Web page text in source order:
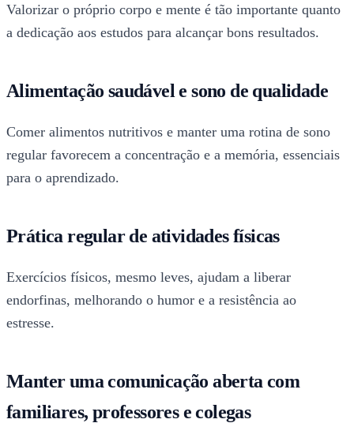
Valorizar o próprio corpo e mente é tão importante quanto
a dedicação aos estudos para alcançar bons resultados.
Alimentação saudável e sono de qualidade
Comer alimentos nutritivos e manter uma rotina de sono
regular favorecem a concentração e a memória, essenciais
para o aprendizado.
Prática regular de atividades físicas
Exercícios físicos, mesmo leves, ajudam a liberar
endorfinas, melhorando o humor e a resistência ao
estresse.
Manter uma comunicação aberta com
familiares, professores e colegas